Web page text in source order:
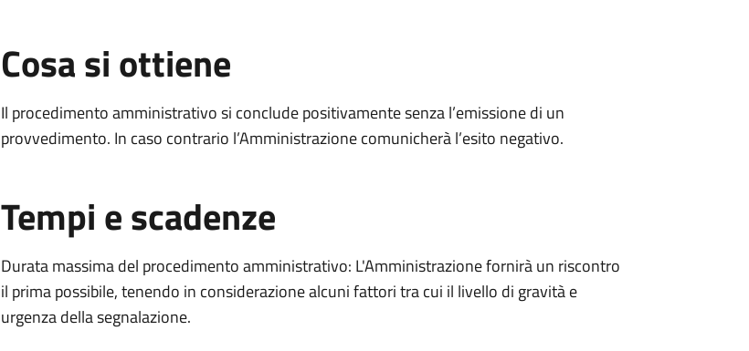
Cosa si ottiene
Il procedimento amministrativo si conclude positivamente senza l’emissione di un
provvedimento. In caso contrario l’Amministrazione comunicherà l’esito negativo.
Tempi e scadenze
Durata massima del procedimento amministrativo: L'Amministrazione fornirà un riscontro
il prima possibile, tenendo in considerazione alcuni fattori tra cui il livello di gravità e
urgenza della segnalazione.